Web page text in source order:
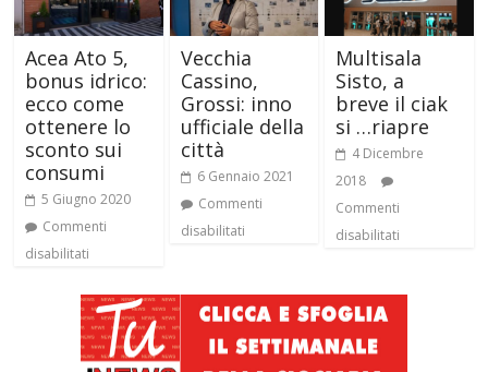
Acea Ato 5,
bonus idrico:
ecco come
ottenere lo
sconto sui
consumi
5 Giugno 2020
Commenti
disabilitati
Vecchia
Cassino,
Grossi: inno
ufficiale della
città
6 Gennaio 2021
Commenti
disabilitati
Multisala
Sisto, a
breve il ciak
si …riapre
4 Dicembre
2018
Commenti
disabilitati